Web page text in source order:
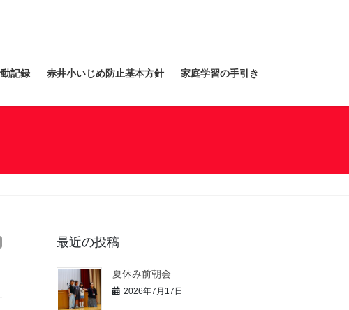
記録 赤井小いじめ防止基本方針 家庭学習の手引き
最近の投稿
夏休み前朝会
2026年7月17日